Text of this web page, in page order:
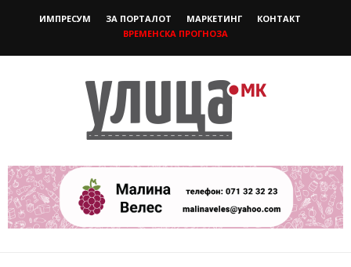
ИМПРЕСУМ ЗА ПОРТАЛОТ МАРКЕТИНГ
КОНТАКТ
ВРЕМЕНСКА ПРОГНОЗА